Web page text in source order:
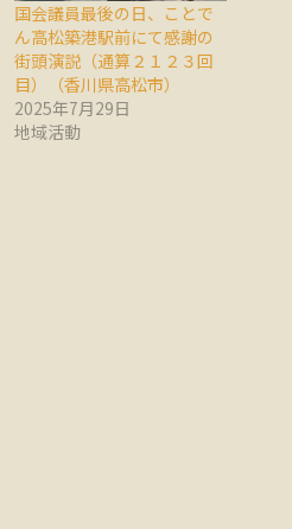
国会議員最後の日、ことで
ん高松築港駅前にて感謝の
街頭演説（通算２１２３回
目）（香川県高松市）
2025年7月29日
地域活動